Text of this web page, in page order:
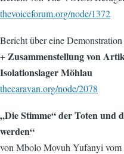
thevoiceforum.org/node/1372
Bericht über eine
+Zusammenstellung von
Isolationslager Möhlau
thecaravan.org/node/2078
„Die Stimme“ der Toten und
werden“
von Mbolo Movuh Yufanyi